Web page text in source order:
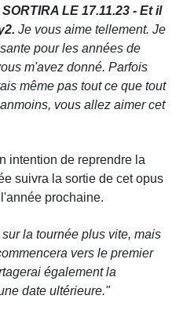
LE 17.11.23 - Et il
Je vous aime tellement. Je
pour les années de
m'avez donné. Parfois
même pas tout ce que tout
vous allez aimer cet
intention de reprendre la
suivra la sortie de cet opus
prochaine.
la tournée plus vite, mais
vers le premier
également la
date ultérieure."